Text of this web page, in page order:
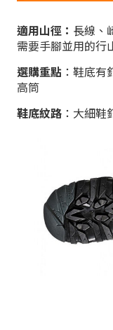
適用山徑： 長線、
需要手腳並用的行
選購重點 ：鞋底
高筒
鞋底紋路 ：大細